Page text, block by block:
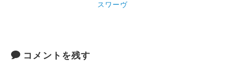
スワーヴ
コメントを残す